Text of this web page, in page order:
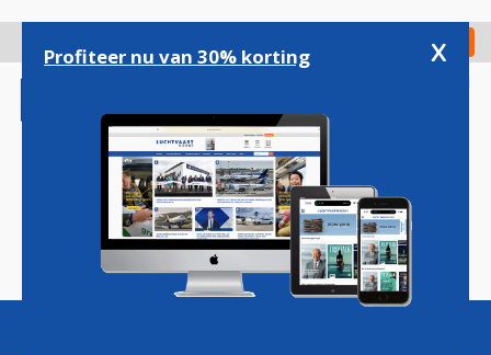
gaan
Check in
Magazine Podcasts Vacatures
Profiteer nu van 30% korting x